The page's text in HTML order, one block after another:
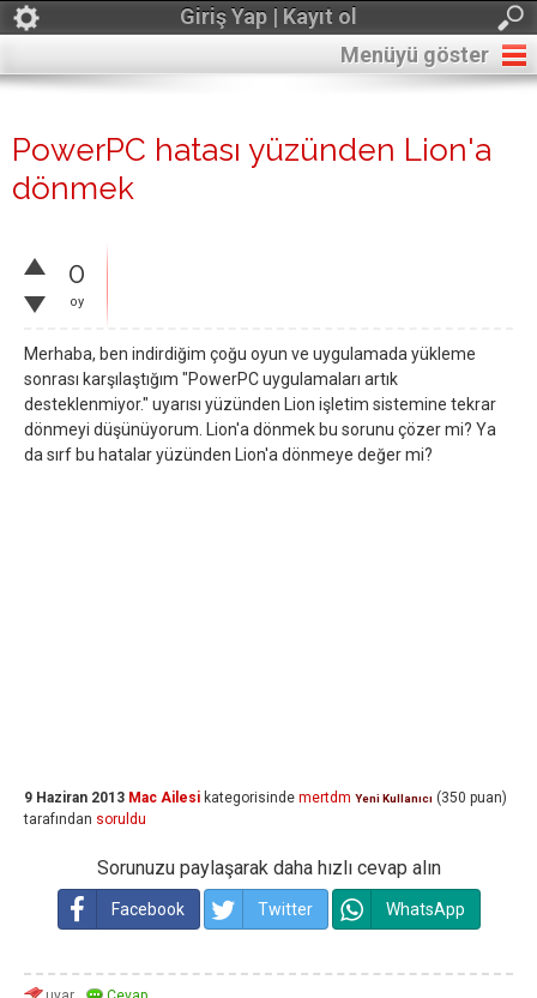
Giriş Yap | Kayıt ol
Menüyü göster
PowerPC hatası yüzünden Lion'a
dönmek
0
oy
Merhaba, ben indirdiğim çoğu oyun ve uygulamada yükleme
sonrası karşılaştığım "PowerPC uygulamaları artık
desteklenmiyor." uyarısı yüzünden Lion işletim sistemine tekrar
dönmeyi düşünüyorum. Lion'a dönmek bu sorunu çözer mi? Ya
da sırf bu hatalar yüzünden Lion'a dönmeye değer mi?
9 Haziran 2013 Mac Ailesi kategorisinde mertdm Yeni Kullanıcı (350 puan)
tarafından soruldu
Sorunuzu paylaşarak daha hızlı cevap alın
Facebook Twitter WhatsApp